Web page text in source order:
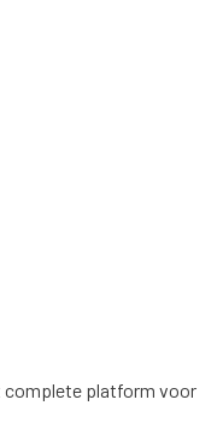
complete platform voor